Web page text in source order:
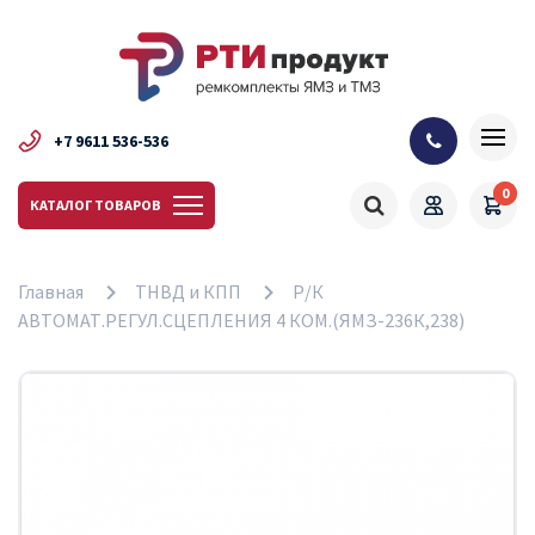
+7 9611 536-536
КАТАЛОГ ТОВАРОВ
0
Главная ТНВД и КПП
Р/К
АВТОМАТ.РЕГУЛ.СЦЕПЛЕНИЯ 4 КОМ.(ЯМЗ-236К,238)